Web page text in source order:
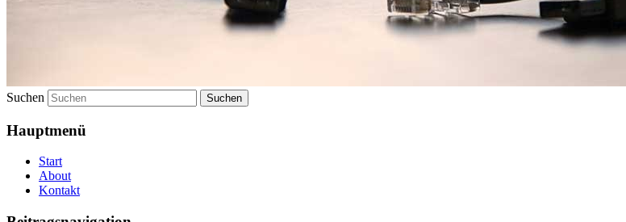
Suchen
Hauptmenü
Start
About
Kontakt